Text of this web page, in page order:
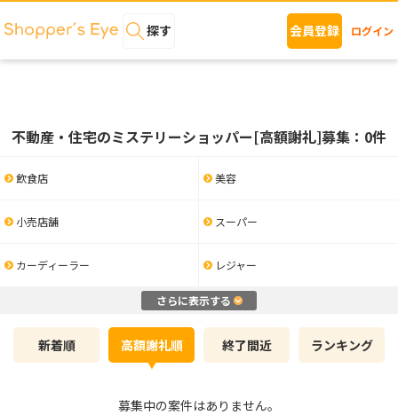
探す 会員登録 ログイン
不動産・住宅のミステリーショッパー[高額謝礼]募集：0件
飲食店 美容
小売店舗 スーパー
カーディーラー レジャー
さらに表示する
新着順 高額謝礼順 終了間近 ランキング
募集中の案件はありません。